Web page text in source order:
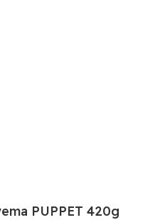
PUPPET 420g